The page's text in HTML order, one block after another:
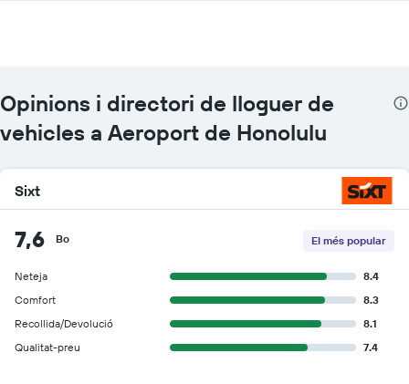
Opinions i directori de lloguer de
vehicles a Aeroport de Honolulu
Sixt
7,6 Bo El més popular
Neteja
8.4
Comfort
8.3
Recollida/Devolució
8.1
Qualitat-preu
7.4